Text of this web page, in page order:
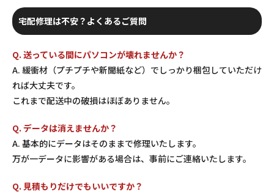
宅配修理は不安？よくあるご質問
Q. 送っている間にパソコンが壊れませんか？
A. 緩衝材（プチプチや新聞紙など）でしっかり梱包していただけ
れば大丈夫です。
これまで配送中の破損はほぼありません。
Q. データは消えませんか？
A. 基本的にデータはそのままで修理いたします。
万が一データに影響がある場合は、事前にご連絡いたします。
Q. 見積もりだけでもいいですか？